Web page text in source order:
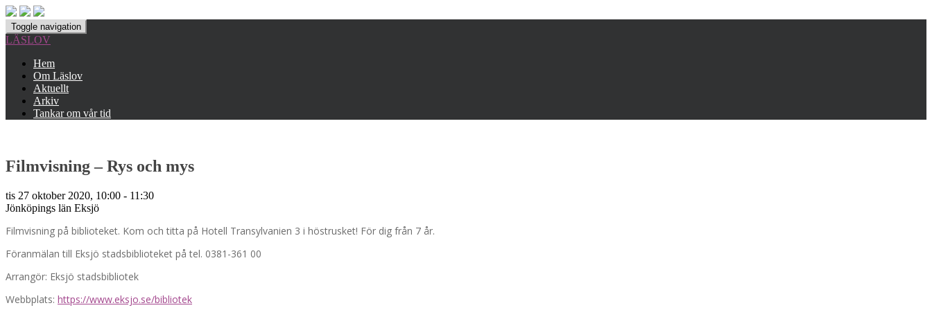
Toggle navigation
LÄSLOV
Hem
Om Läslov
Aktuellt
Arkiv
Tankar om vår tid
Filmvisning – Rys och mys
tis 27 oktober 2020, 10:00 - 11:30
Jönköpings län Eksjö
Filmvisning på biblioteket. Kom och titta på Hotell Transylvanien 3 i höstrusket! För dig från 7 år.
Föranmälan till Eksjö stadsbiblioteket på tel. 0381-361 00
Arrangör: Eksjö stadsbibliotek
Webbplats: https://www.eksjo.se/bibliotek